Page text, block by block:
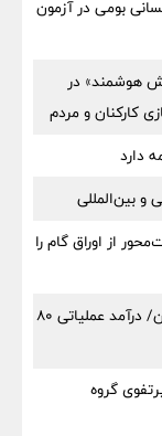
بومی در آزمون
هوشمند» در
کارکنان و مردم
دارد
و بین‌المللی
از اوراق گام را
تغییر مثبت در عملکرد مالی بانک صادرات ایران/ درآمد عملیاتی 80
افت پرتفوی گروه